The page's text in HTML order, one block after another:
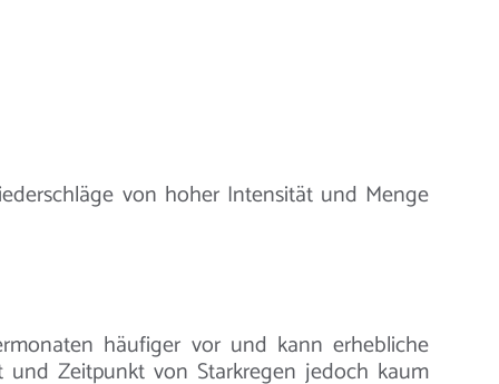
von hoher Intensität und Menge
häufiger vor und kann erhebliche
und Zeitpunkt von Starkregen jedoch kaum